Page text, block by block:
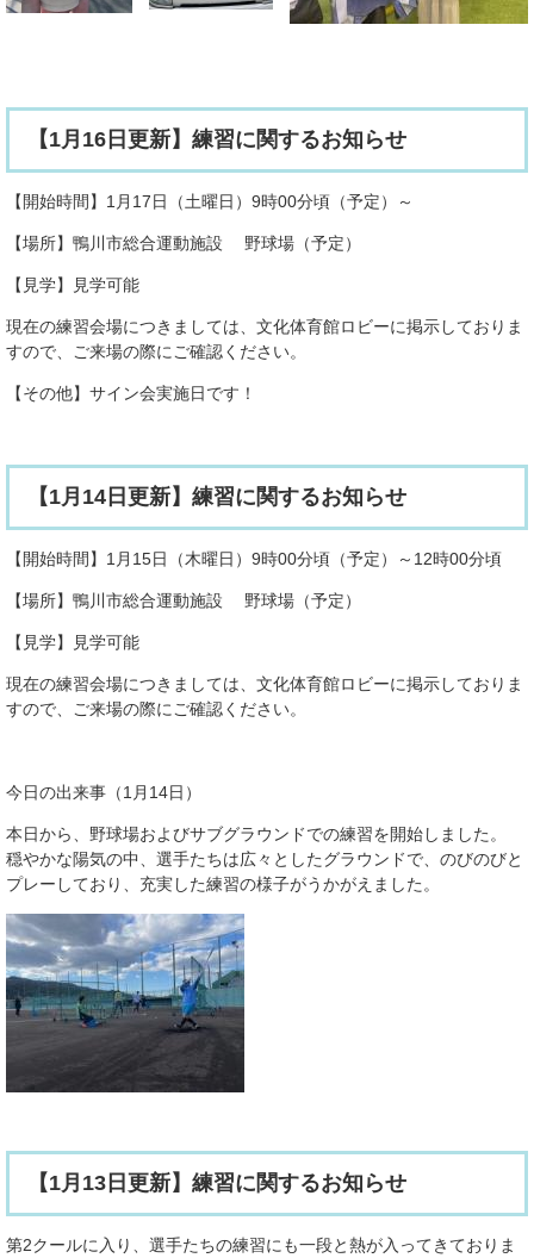
【1月16日更新】練習に関するお知らせ
【開始時間】1月17日（土曜日）9時00分頃（予定）～
【場所】鴨川市総合運動施設 野球場（予定）
【見学】見学可能
現在の練習会場につきましては、文化体育館ロビーに掲示しておりま
すので、ご来場の際にご確認ください。
【その他】サイン会実施日です！
【1月14日更新】練習に関するお知らせ
【開始時間】1月15日（木曜日）9時00分頃（予定）～12時00分頃
【場所】鴨川市総合運動施設 野球場（予定）
【見学】見学可能
現在の練習会場につきましては、文化体育館ロビーに掲示しておりま
すので、ご来場の際にご確認ください。
今日の出来事（1月14日）
本日から、野球場およびサブグラウンドでの練習を開始しました。
穏やかな陽気の中、選手たちは広々としたグラウンドで、のびのびと
プレーしており、充実した練習の様子がうかがえました。
【1月13日更新】練習に関するお知らせ
第2クールに入り、選手たちの練習にも一段と熱が入ってきておりま